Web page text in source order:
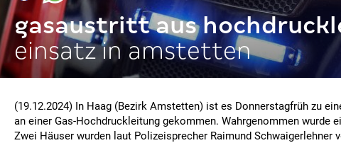
gasaustritt aus
einsatz in amstetten
(19.12.2024) In Haag (Bezirk Amstetten) ist es Donnerstagfrüh zu
an einer Gas-Hochdruckleitung gekommen. Wahrgenommen wurde
Zwei Häuser wurden laut Polizeisprecher Raimund Schwaigerlehner